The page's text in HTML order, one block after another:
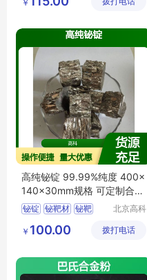
河北铅粉
￥
高纯铋锭 99.99%纯度 400×
140×30mm规格 可定制合金
制造用铋块
铋锭 铋靶材 铋靶
订制铋锭
北京高科
技有限公
￥ 100.00 拨打电话